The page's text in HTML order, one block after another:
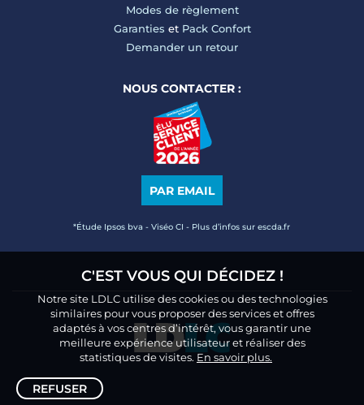
Modes de règlement
Garanties et Pack Confort
Demander un retour
NOUS CONTACTER :
PAR EMAIL
*Étude Ipsos bva - Viséo CI - Plus d’infos sur escda.fr
C'EST VOUS QUI DÉCIDEZ !
Notre site LDLC utilise des cookies ou des technologies
similaires pour vous proposer des services et offres
adaptés à vos centres d’intérêt, vous garantir une
meilleure expérience utilisateur et réaliser des
statistiques de visites. En savoir plus.
REFUSER